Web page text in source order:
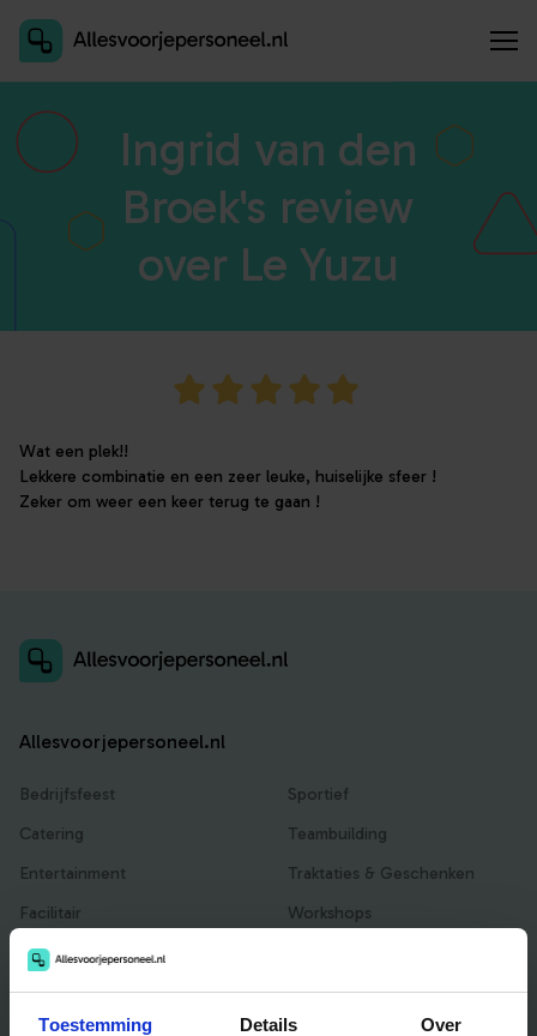
Toestemming Details Over
Ingrid van den
Broek's review
over Le Yuzu
Wat een plek!!
Lekkere combinatie en een zeer leuke, huiselijke sfeer !
Zeker om weer een keer terug te gaan !
Allesvoorjepersoneel.nl
Bedrijfsfeest
Catering
Entertainment
Facilitair
Locaties
Sportief
Teambuilding
Traktaties & Geschenken
Workshops